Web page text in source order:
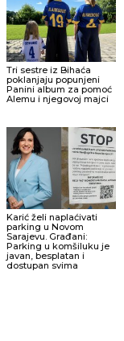
Tri sestre iz Bihaća
poklanjaju popunjeni
Panini album za pomoć
Alemu i njegovoj majci
Karić želi naplaćivati
parking u Novom
Sarajevu. Građani:
Parking u komšiluku je
javan, besplatan i
dostupan svima